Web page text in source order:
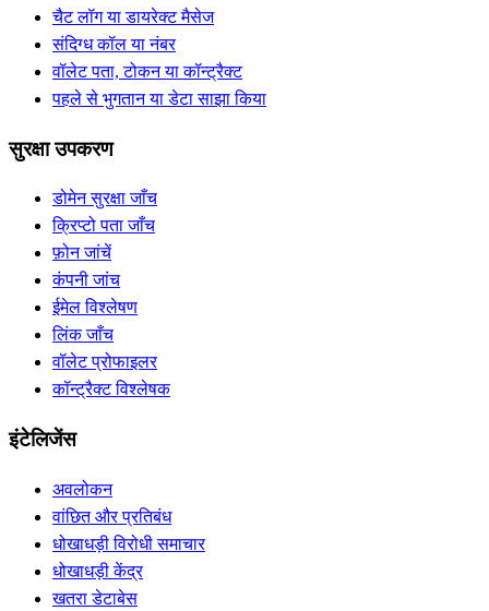
चैट लॉग या डायरेक्ट मैसेज
संदिग्ध कॉल या नंबर
वॉलेट पता, टोकन या कॉन्ट्रैक्ट
पहले से भुगतान या डेटा साझा किया
सुरक्षा उपकरण
डोमेन सुरक्षा जाँच
क्रिप्टो पता जाँच
फ़ोन जांचें
कंपनी जांच
ईमेल विश्लेषण
लिंक जाँच
वॉलेट प्रोफाइलर
कॉन्ट्रैक्ट विश्लेषक
इंटेलिजेंस
अवलोकन
वांछित और प्रतिबंध
धोखाधड़ी विरोधी समाचार
धोखाधड़ी केंद्र
खतरा डेटाबेस